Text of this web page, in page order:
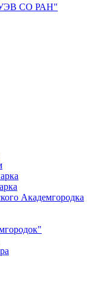
СО РАН"
Академгородка